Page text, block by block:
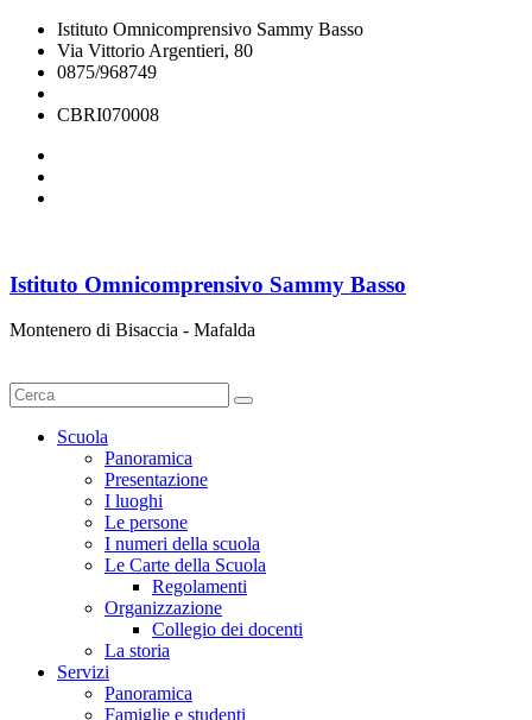
Istituto Omnicomprensivo Sammy Basso
Via Vittorio Argentieri, 80
0875/968749
CBRI070008
Istituto Omnicomprensivo Sammy Basso
Montenero di Bisaccia - Mafalda
Scuola
Panoramica
Presentazione
I luoghi
Le persone
I numeri della scuola
Le Carte della Scuola
Regolamenti
Organizzazione
Collegio dei docenti
La storia
Servizi
Panoramica
Famiglie e studenti